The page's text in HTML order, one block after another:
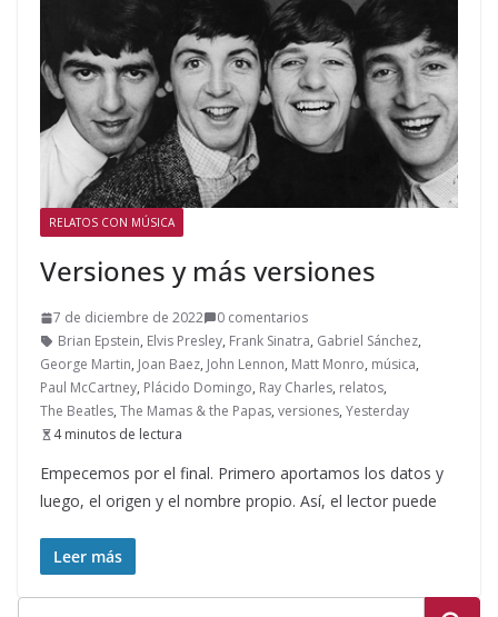
RELATOS CON MÚSICA
Versiones y más versiones
7 de diciembre de 2022
0 comentarios
Brian Epstein, Elvis Presley, Frank Sinatra, Gabriel Sánchez,
George Martin, Joan Baez, John Lennon, Matt Monro, música,
Paul McCartney, Plácido Domingo, Ray Charles, relatos,
The Beatles, The Mamas & the Papas, versiones, Yesterday
4 minutos de lectura
Empecemos por el final. Primero aportamos los datos y
luego, el origen y el nombre propio. Así, el lector puede
Leer más